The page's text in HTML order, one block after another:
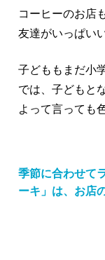
コーヒーのお店
友達がいっぱい
子どももまだ小
では、子どもと
よって言っても
季節に合わせて
ーキ」は、お店